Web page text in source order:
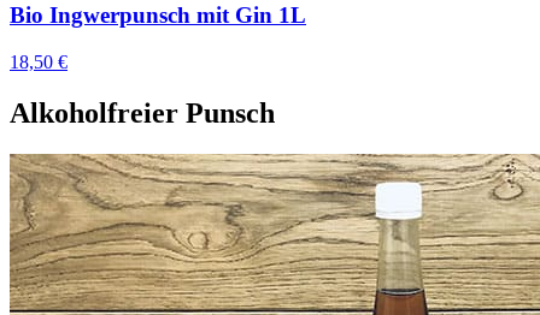
Bio Ingwerpunsch mit Gin 1L
18,50 €
Alkoholfreier Punsch